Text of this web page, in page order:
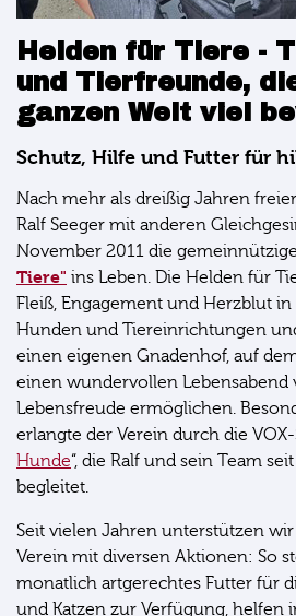
Helden für Tiere -
und Tierfreunde,
ganzen Welt viel
Schutz, Hilfe und Futter für
Nach mehr als dreißig Jahren
Ralf Seeger mit anderen
November 2011 die
Tiere" ins Leben. Die Helden für
Fleiß, Engagement und Herzblut
Hunden und Tiereinrichtungen
einen eigenen Gnadenhof, auf
einen wundervollen Lebensabend
Lebensfreude ermöglichen.
erlangte der Verein durch die VOX-
Hunde“, die Ralf und sein Team
begleitet.
Seit vielen Jahren unterstützen
Verein mit diversen Aktionen: So
monatlich artgerechtes Futter für
und Katzen zur Verfügung, helfen